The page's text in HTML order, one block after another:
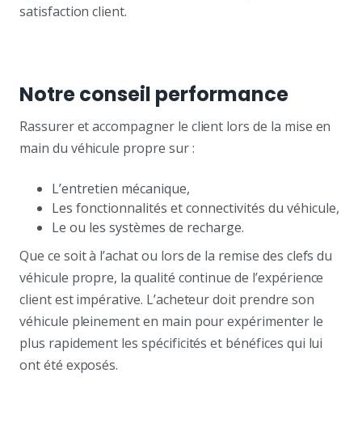
satisfaction client.
Notre conseil performance
Rassurer et accompagner le client lors de la mise en
main du véhicule propre sur :
L’entretien mécanique,
Les fonctionnalités et connectivités du véhicule,
Le ou les systèmes de recharge.
Que ce soit à l’achat ou lors de la remise des clefs du
véhicule propre, la qualité continue de l’expérience
client est impérative. L’acheteur doit prendre son
véhicule pleinement en main pour expérimenter le
plus rapidement les spécificités et bénéfices qui lui
ont été exposés.